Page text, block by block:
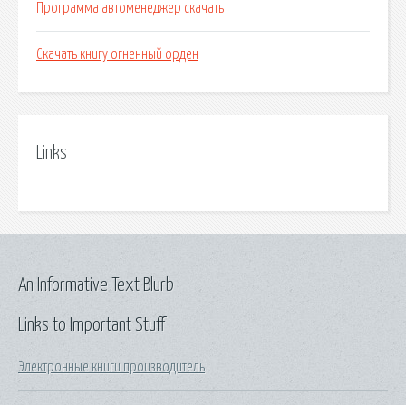
Программа автоменеджер скачать
Скачать книгу огненный орден
Links
Links to Important Stuff
Электронные книги производитель
An Informative Text Blurb